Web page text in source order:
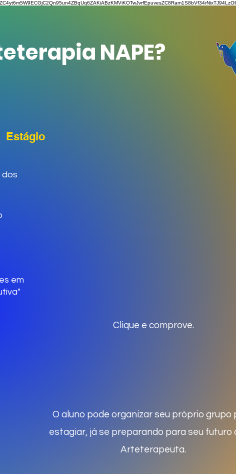
NAPE?
Estágio
dos
em
Clique e comprove.
O aluno pode organizar seu próprio grupo
estagiar, já se preparando para seu futuro
Arteterapeuta.